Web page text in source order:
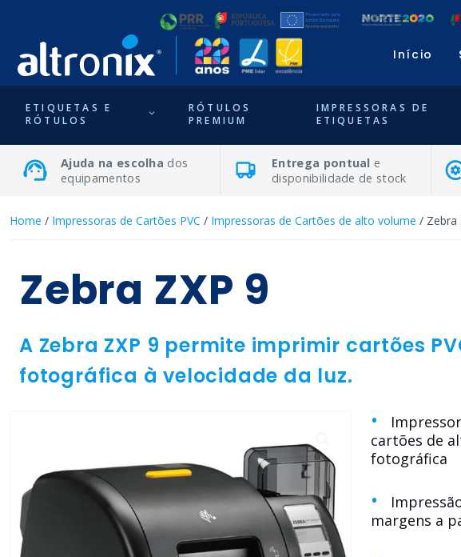
Início
ETIQUETAS E
RÓTULOS
RÓTULOS
PREMIUM
IMPRESSORAS DE
ETIQUETAS
Ajuda na escolha dos
equipamentos
Entrega pontual e
disponibilidade de stock
Home / Impressoras de Cartões PVC / Impressoras de Cartões de alto volume / Zebra
Zebra ZXP 9
A Zebra ZXP 9 permite imprimir cartões
fotográfica à velocidade da luz.
cartões de
fotográfica
margens a